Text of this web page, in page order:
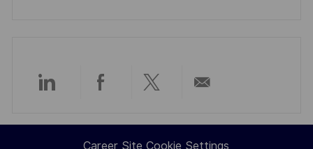
Share
via
Share
via
Share
via
via
Career Site Cookie Settings